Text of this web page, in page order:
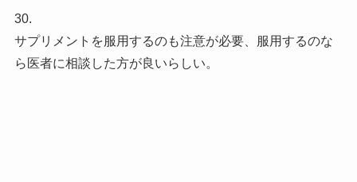
30.
サプリメントを服用するのも注意が必要、服用するのな
ら医者に相談した方が良いらしい。